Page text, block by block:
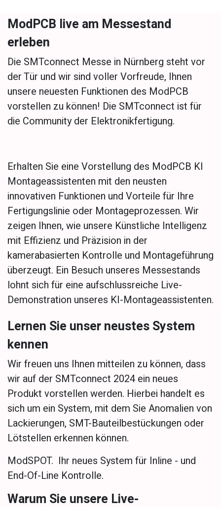
ModPCB live am Messestand
erleben
Die SMTconnect Messe in Nürnberg steht vor
der Tür und wir sind voller Vorfreude, Ihnen
unsere neuesten Funktionen des ModPCB
vorstellen zu können! Die SMTconnect ist für
die Community der Elektronikfertigung.
Erhalten Sie eine Vorstellung des ModPCB KI
Montageassistenten mit den neusten
innovativen Funktionen und Vorteile für Ihre
Fertigungslinie oder Montageprozessen. Wir
zeigen Ihnen, wie unsere Künstliche Intelligenz
mit Effizienz und Präzision in der
kamerabasierten Kontrolle und Montageführung
überzeugt. Ein Besuch unseres Messestands
lohnt sich für eine aufschlussreiche Live-
Demonstration unseres KI-Montageassistenten.
Lernen Sie unser neustes System
kennen
Wir freuen uns Ihnen mitteilen zu können, dass
wir auf der SMTconnect 2024 ein neues
Produkt vorstellen werden. Hierbei handelt es
sich um ein System, mit dem Sie Anomalien von
Lackierungen, SMT-Bauteilbestückungen oder
Lötstellen erkennen können.
ModSPOT. Ihr neues System für Inline - und
End-Of-Line Kontrolle.
Warum Sie unsere Live-